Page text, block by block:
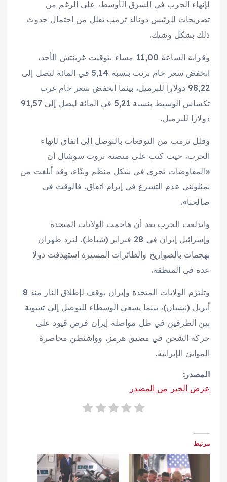
لإنهاء الحرب في الشرق الأوسط، على الرغم من
تصريحات للرئيس دونالد ترمب تقلل من احتمال حدوث
ذلك بشكل وشيك.
وقرابة الساعة 11,00 مساء بتوقيت غرينتش الأحد،
انخفض سعر خام برنت بنسبة 5,14 في المائة ليصل إلى
98,22 دولارا للبرميل، بينما انخفض سعر خام غرب
تكساس الوسيط بنسبة 5,21 في المائة ليصل إلى 91,57
دولارا للبرميل.
وقلل ترمب من التوقعات بالتوصل إلى اتفاق لإنهاء
الحرب، حيث كتب على منصته تروث سوشال أن
«المفاوضات تجري في شكل منظم وبنّاء، وقد أبلغت من
يمثلونني عدم التسرع في إبرام اتفاق، فالوقت في
صالحنا».
واندلعت الحرب بعد أن هاجمت الولايات المتحدة
وإسرائيل إيران في 28 فبراير (شباط)، لترد طهران
بهجمات بالصواريخ والطائرات المسيرة استهدفت دولا
عدة في المنطقة.
وتلتزم الولايات المتحدة وإيران بوقف لإطلاق النار منذ 8
أبريل (نيسان)، بينما يسعى الوسطاء للتوصل إلى تسوية
بين الطرفين في ظل مواصلة إيران فرض قيود على
حركة الشحن في مضيق هرمز، وواشنطن محاصرة
الموانئ الإيرانية.
المصدر:
عرض الخبر من المصدر
مرتبط